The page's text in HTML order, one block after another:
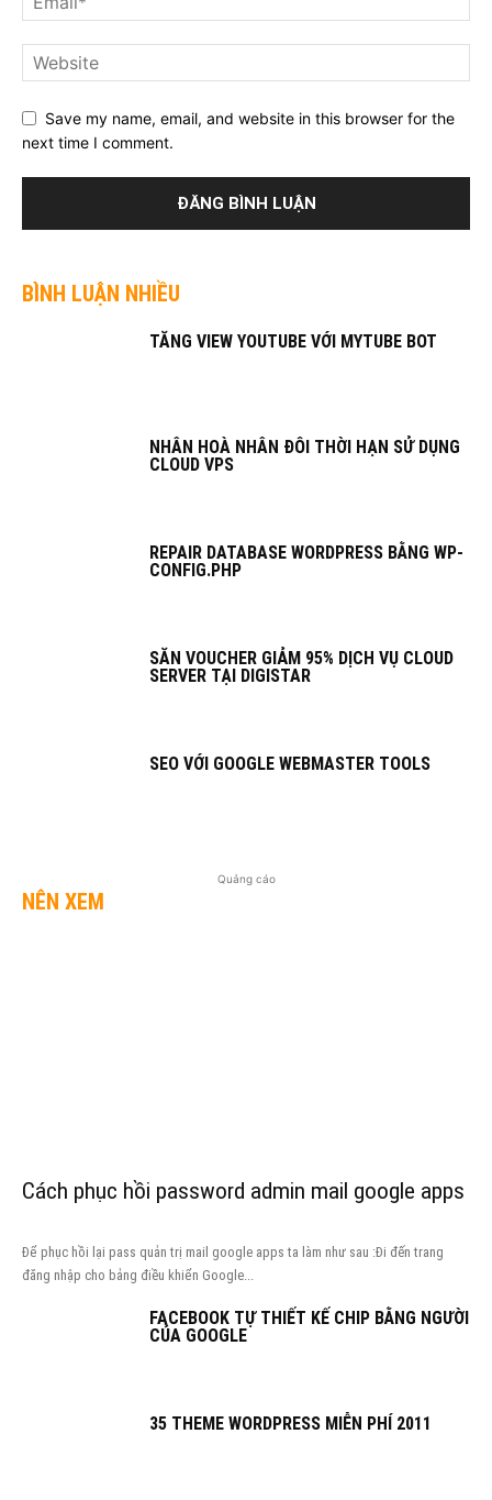
Save my name, email, and website in this browser for the
next time I comment.
BÌNH LUẬN NHIỀU
TĂNG VIEW YOUTUBE VỚI MYTUBE BOT
NHÂN HOÀ NHÂN ĐÔI THỜI HẠN SỬ DỤNG
CLOUD VPS
REPAIR DATABASE WORDPRESS BẰNG WP-
CONFIG.PHP
SĂN VOUCHER GIẢM 95% DỊCH VỤ CLOUD
SERVER TẠI DIGISTAR
SEO VỚI GOOGLE WEBMASTER TOOLS
Quảng cáo
NÊN XEM
Cách phục hồi password admin mail google apps
Để phục hồi lại pass quản trị mail google apps ta làm như sau :Đi đến trang
đăng nhập cho bảng điều khiển Google...
FACEBOOK TỰ THIẾT KẾ CHIP BẰNG NGƯỜI
CỦA GOOGLE
35 THEME WORDPRESS MIỄN PHÍ 2011